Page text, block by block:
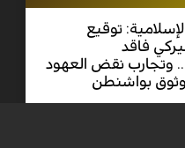
توقيع
فاقد
وتجارب نقض العهود
بواشنطن
Nilesat 11900 V |